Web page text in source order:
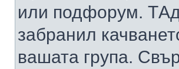
или подфорум.
забранил
вашата група.